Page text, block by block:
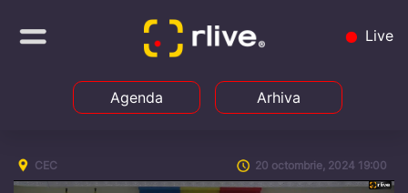
Live
Agenda Arhiva
CEC 20 octombrie, 2024 19:00